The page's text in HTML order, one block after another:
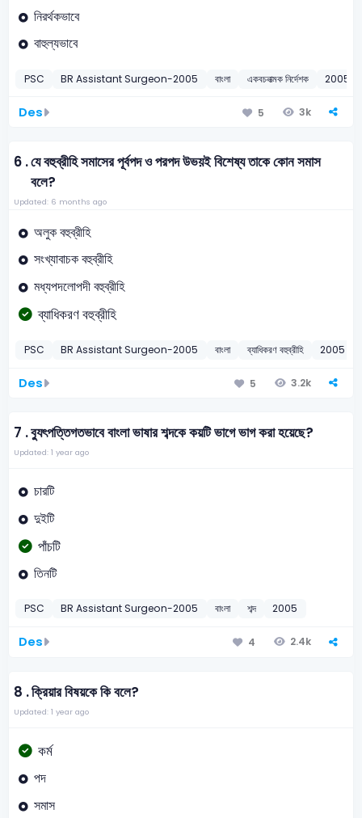
নিরর্থকভাবে
বাহুল্যভাবে
PSC BR Assistant Surgeon-2005 বাংলা একবচনাত্মক নির্দেশক 2005
Des 5 3k
6 .যে বহুব্রীহি সমাসের পূর্বপদ ও পরপদ উভয়ই বিশেষ্য তাকে কোন সমাস
বলে?
Updated: 6 months ago
অলুক বহুব্রীহি
সংখ্যাবাচক বহুব্রীহি
মধ্যপদলোপদী বহুব্রীহি
ব্যাধিকরণ বহুব্রীহি
PSC BR Assistant Surgeon-2005 বাংলা ব্যাধিকরণ বহুব্রীহি 2005
Des 5 3.2k
7 .ব্যুৎপত্তিগতভাবে বাংলা ভাষার শব্দকে কয়টি ভাগে ভাগ করা হয়েছে?
Updated: 1 year ago
চারটি
দুইটি
পাঁচটি
তিনটি
PSC BR Assistant Surgeon-2005 বাংলা শব্দ 2005
Des 4 2.4k
8 .ক্রিয়ার বিষয়কে কি বলে?
Updated: 1 year ago
কর্ম
পদ
সমাস